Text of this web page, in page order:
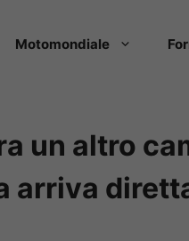
Motomondiale
un altro
arriva